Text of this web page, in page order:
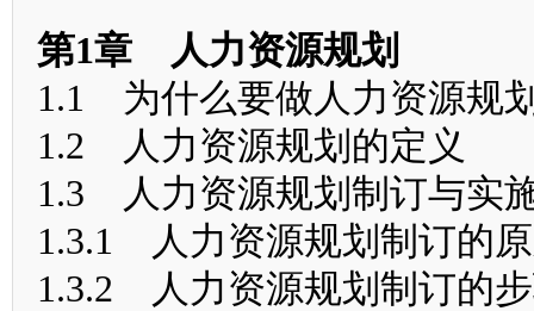
第1章 人力资源规划
1.1 为什么要做人力资源规
1.2 人力资源规划的定义
1.3 人力资源规划制订与实
1.3.1 人力资源规划制订的
1.3.2 人力资源规划制订的